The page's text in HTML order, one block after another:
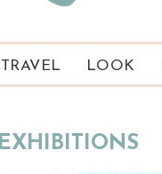
TRAVEL LOOK
EXHIBITIONS